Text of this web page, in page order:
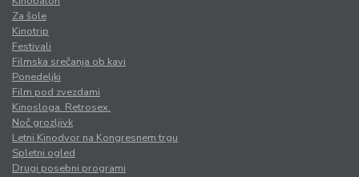
Za šole
Kinotrip
Festivali
Filmska srečanja ob kavi
Ponedeljki
Film pod zvezdami
Kinosloga. Retrosex.
Noč grozljivk
Letni Kinodvor na Kongresnem trgu
Spletni ogled
Drugi posebni programi